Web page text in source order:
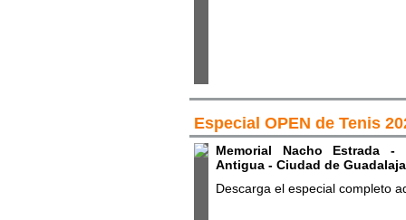
Especial OPEN de Tenis
Memorial Nacho Estrada
Antigua - Ciudad de
Descarga el especial completo